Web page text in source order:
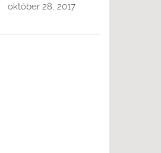
október 28, 2017